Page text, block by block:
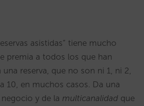
asistidas” tiene mucho
premia a todos los que han
reserva, que no son ni 1, ni 2,
10, en muchos casos. Da una
y de la multicanalidad que